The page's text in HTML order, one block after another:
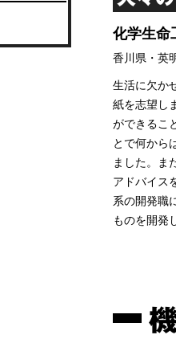
化学生命
香川県・英
生活に欠か
紙を志望し
ができるこ
とで何から
ました。ま
アドバイス
系の開発職
ものを開発